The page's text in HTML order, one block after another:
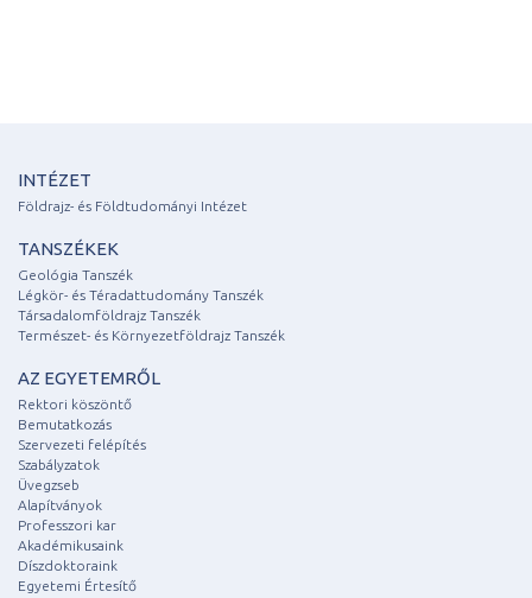
INTÉZET
Földrajz- és Földtudományi Intézet
TANSZÉKEK
Geológia Tanszék
Légkör- és Téradattudomány Tanszék
Társadalomföldrajz Tanszék
Természet- és Környezetföldrajz Tanszék
AZ EGYETEMRŐL
Rektori köszöntő
Bemutatkozás
Szervezeti felépítés
Szabályzatok
Üvegzseb
Alapítványok
Professzori kar
Akadémikusaink
Díszdoktoraink
Egyetemi Értesítő